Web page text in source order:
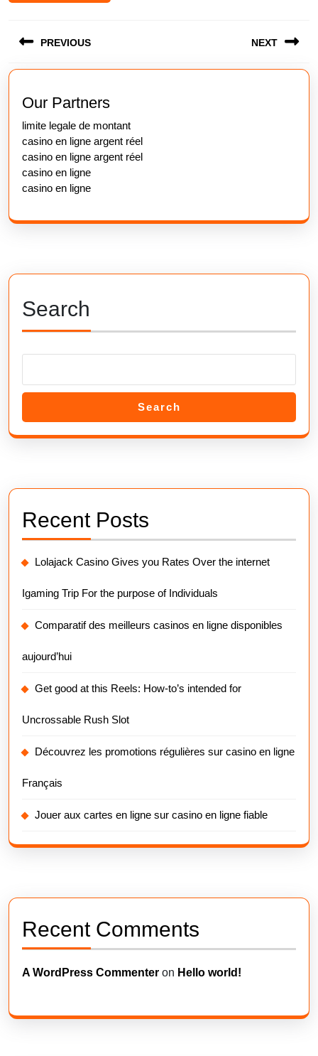
navigation
PREVIOUS
Previous
post:
NEXT
Our Partners
limite legale de montant
casino en ligne argent réel
casino en ligne argent réel
casino en ligne
casino en ligne
Search
Search
Recent Posts
Lolajack Casino Gives you Rates Over the internet
Igaming Trip For the purpose of Individuals
Comparatif des meilleurs casinos en ligne disponibles
aujourd’hui
Get good at this Reels: How-to’s intended for
Uncrossable Rush Slot
Découvrez les promotions régulières sur casino en ligne
Français
Jouer aux cartes en ligne sur casino en ligne fiable
Recent Comments
A WordPress Commenter on Hello world!